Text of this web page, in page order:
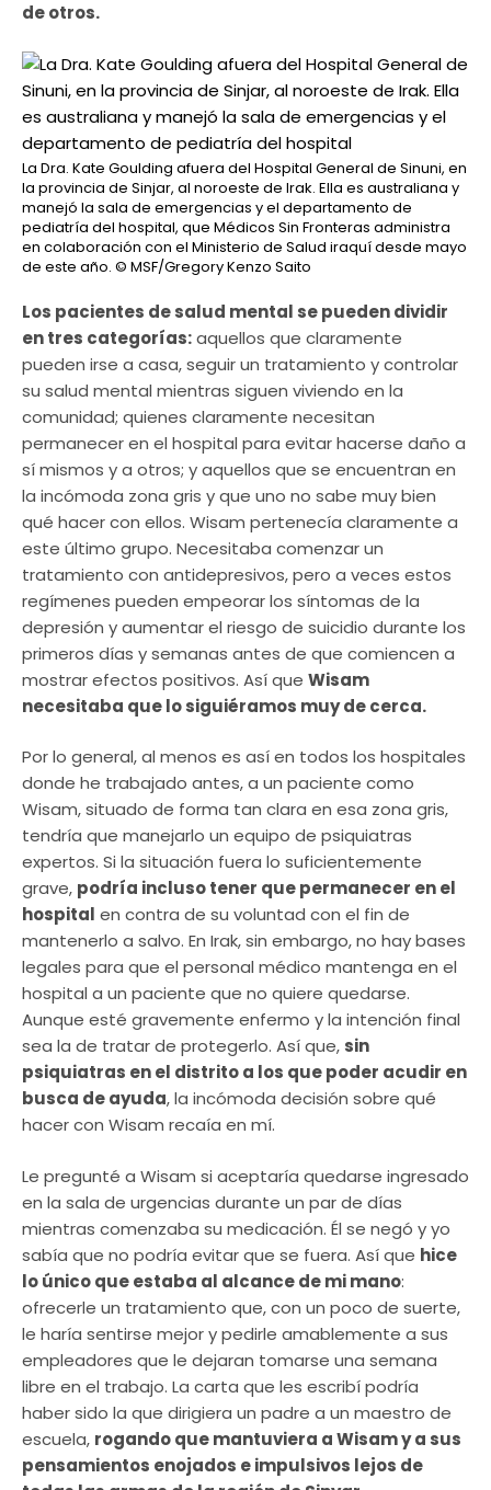
de otros.
La Dra. Kate Goulding afuera del Hospital General de Sinuni, en
la provincia de Sinjar, al noroeste de Irak. Ella es australiana y
manejó la sala de emergencias y el departamento de
pediatría del hospital, que Médicos Sin Fronteras administra
en colaboración con el Ministerio de Salud iraquí desde mayo
de este año. © MSF/Gregory Kenzo Saito
Los pacientes de salud mental se pueden dividir
en tres categorías:aquellos que claramente
pueden irse a casa, seguir un tratamiento y controlar
su salud mental mientras siguen viviendo en la
comunidad; quienes claramente necesitan
permanecer en el hospital para evitar hacerse daño a
sí mismos y a otros; y aquellos que se encuentran en
la incómoda zona gris y que uno no sabe muy bien
qué hacer con ellos. Wisam pertenecía claramente a
este último grupo. Necesitaba comenzar un
tratamiento con antidepresivos, pero a veces estos
regímenes pueden empeorar los síntomas de la
depresión y aumentar el riesgo de suicidio durante los
primeros días y semanas antes de que comiencen a
mostrar efectos positivos. Así que Wisam
necesitaba que lo siguiéramos muy de cerca.
Por lo general, al menos es así en todos los hospitales
donde he trabajado antes, a un paciente como
Wisam, situado de forma tan clara en esa zona gris,
tendría que manejarlo un equipo de psiquiatras
expertos. Si la situación fuera lo suficientemente
grave, podría incluso tener que permanecer en el
hospital en contra de su voluntad con el fin de
mantenerlo a salvo. En Irak, sin embargo, no hay bases
legales para que el personal médico mantenga en el
hospital a un paciente que no quiere quedarse.
Aunque esté gravemente enfermo y la intención final
sea la de tratar de protegerlo. Así que, sin
psiquiatras en el distrito a los que poder acudir en
busca de ayuda, la incómoda decisión sobre qué
hacer con Wisam recaía en mí.
Le pregunté a Wisam si aceptaría quedarse ingresado
en la sala de urgencias durante un par de días
mientras comenzaba su medicación. Él se negó y yo
sabía que no podría evitar que se fuera. Así que hice
lo único que estaba al alcance de mi mano:
ofrecerle un tratamiento que, con un poco de suerte,
le haría sentirse mejor y pedirle amablemente a sus
empleadores que le dejaran tomarse una semana
libre en el trabajo. La carta que les escribí podría
haber sido la que dirigiera un padre a un maestro de
escuela, rogando que mantuviera a Wisam y a sus
pensamientos enojados e impulsivos lejos de